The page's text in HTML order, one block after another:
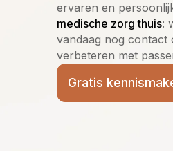
ervaren en
medische zorg thuis:
vandaag nog contact
verbeteren met
Gratis